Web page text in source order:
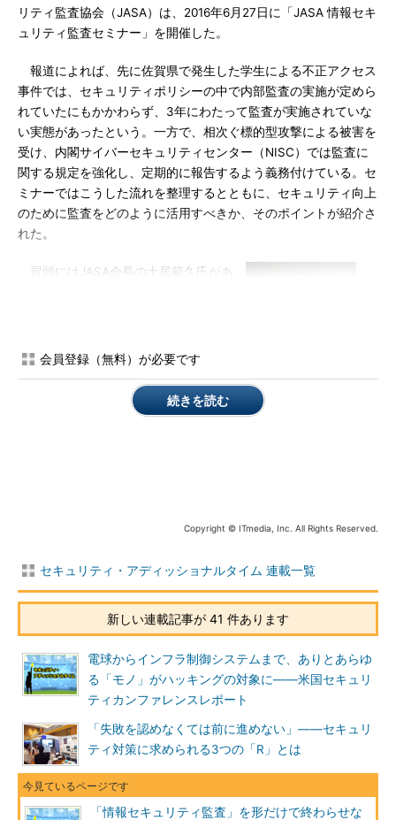
リティ監査協会（JASA）は、2016年6月27日に「JASA 情報セキ
ュリティ監査セミナー」を開催した。
報道によれば、先に佐賀県で発生した学生による不正アクセス
事件では、セキュリティポリシーの中で内部監査の実施が定めら
れていたにもかかわらず、3年にわたって監査が実施されていな
い実態があったという。一方で、相次ぐ標的型攻撃による被害を
受け、内閣サイバーセキュリティセンター（NISC）では監査に
関する規定を強化し、定期的に報告するよう義務付けている。セ
ミナーではこうした流れを整理するとともに、セキュリティ向上
のために監査をどのように活用すべきか、そのポイントが紹介さ
れた。
JASA会長 土居範久氏
冒頭にはJASA会長の土居範久氏があ
ーセキュリティ政策に本腰を入れてい
基本法の制定と、それに基づくNISCの
機能強化だ。これに伴いNISCは、各府
土居氏はこうした取り組みにより、「政府機関全体に対し、必
ュリティ対策の水準を確認できることになる」と述べた。ただし
同氏は、「日本における情報セキュリティ監査のニーズや重要性
は高まっている一方で、JASAが認定している監査人はまだ少な
い」とも指摘し、特に公認情報セキュリティ監査人が200人に満
たない状況に触れながら、「監査人の育成が急務である」と呼び
掛けた。
を
最初の講演には、前NISC副センター長として政府のサイバー
セキュリティ戦略を推進してきた谷脇康彦氏が登場し、2015年に
発生した日本年金機構に対する標的型攻撃も踏まえつつ、政府が
会員登録（無料）が必要です
続きを読む
Copyright © ITmedia, Inc. All Rights Reserved.
セキュリティ・アディッショナルタイム 連載一覧
新しい連載記事が 41 件あります
電球からインフラ制御システムまで、ありとあらゆ
る「モノ」がハッキングの対象に――米国セキュリ
ティカンファレンスレポート
「失敗を認めなくては前に進めない」――セキュリ
ティ対策に求められる3つの「R」とは
「情報セキュリティ監査」を形だけで終わらせな